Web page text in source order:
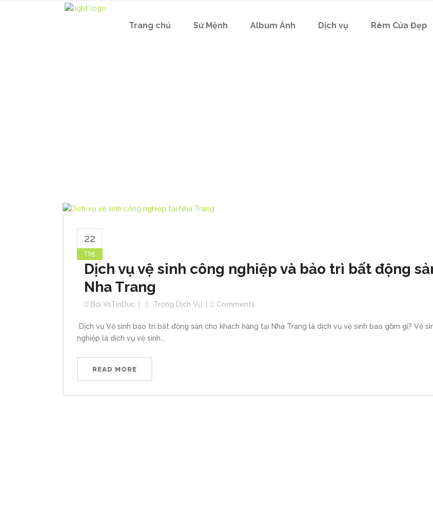
Trang chủ Sứ Mệnh Album Ảnh Dịch vụ Rèm Cửa Đẹp
22
Th5
Dịch vụ vệ sinh công nghiệp và bảo trì bất động
Nha Trang
Bởi VsTinDuc Trong Dịch Vụ Comments
Dịch vụ Vệ sinh bảo trì bất động sản cho khách hàng tại Nha Trang là dịch vụ vệ sinh bao gồm gì? Vệ
nghiệp là dịch vụ vệ sinh...
READ MORE